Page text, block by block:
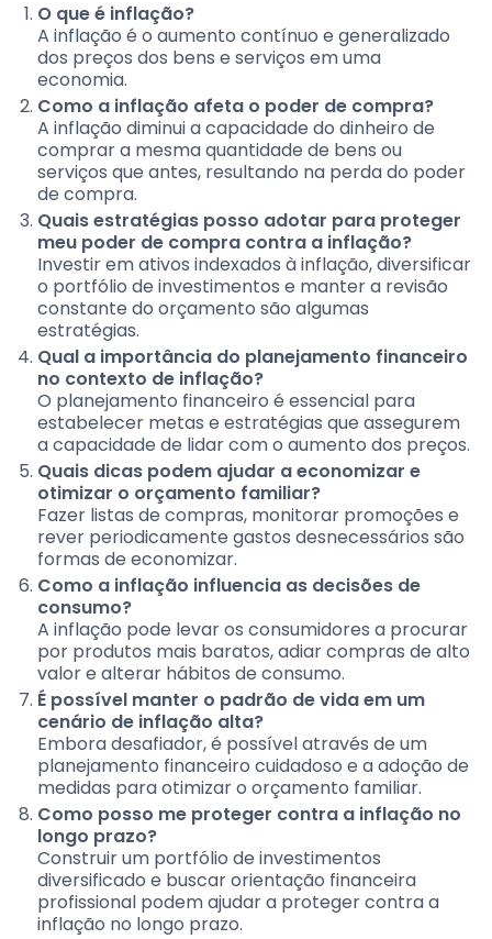
O que é inflação?
A inflação é o aumento contínuo e generalizado
dos preços dos bens e serviços em uma
economia.
Como a inflação afeta o poder de compra?
A inflação diminui a capacidade do dinheiro de
comprar a mesma quantidade de bens ou
serviços que antes, resultando na perda do poder
de compra.
Quais estratégias posso adotar para proteger
meu poder de compra contra a inflação?
Investir em ativos indexados à inflação, diversificar
o portfólio de investimentos e manter a revisão
constante do orçamento são algumas
estratégias.
Qual a importância do planejamento financeiro
no contexto de inflação?
O planejamento financeiro é essencial para
estabelecer metas e estratégias que assegurem
a capacidade de lidar com o aumento dos preços.
Quais dicas podem ajudar a economizar e
otimizar o orçamento familiar?
Fazer listas de compras, monitorar promoções e
rever periodicamente gastos desnecessários são
formas de economizar.
Como a inflação influencia as decisões de
consumo?
A inflação pode levar os consumidores a procurar
por produtos mais baratos, adiar compras de alto
valor e alterar hábitos de consumo.
É possível manter o padrão de vida em um
cenário de inflação alta?
Embora desafiador, é possível através de um
planejamento financeiro cuidadoso e a adoção de
medidas para otimizar o orçamento familiar.
Como posso me proteger contra a inflação no
longo prazo?
Construir um portfólio de investimentos
diversificado e buscar orientação financeira
profissional podem ajudar a proteger contra a
inflação no longo prazo.